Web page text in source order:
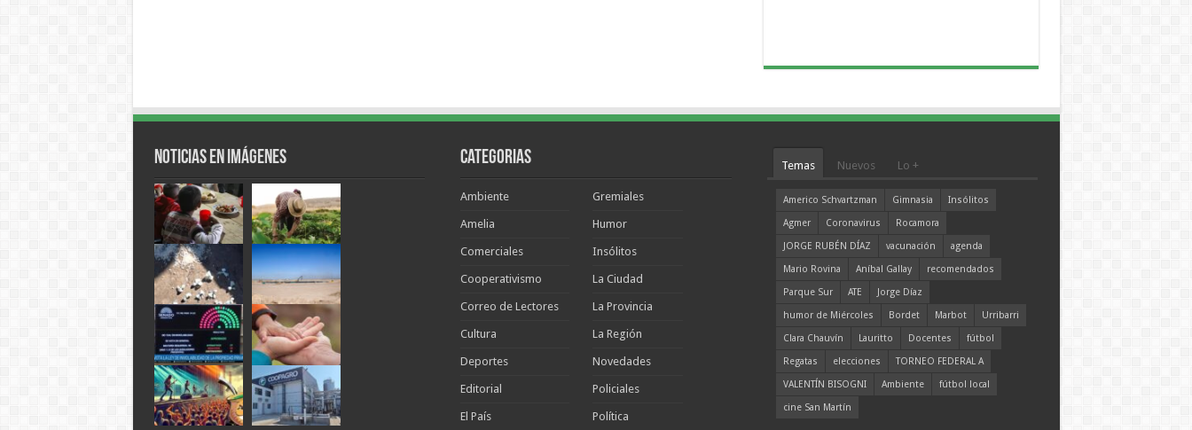
Noticias en Imágenes Categorias
Ambiente
Amelia
Comerciales
Cooperativismo
Correo de Lectores
Cultura
Deportes
Editorial
El País
Gremiales
Humor
Insólitos
La Ciudad
La Provincia
La Región
Novedades
Policiales
Política
Temas Nuevos Lo +
Americo Schvartzman Gimnasia
Insólitos
Agmer
Coronavirus
Rocamora
JORGE RUBÉN DÍAZ
vacunación
agenda
Mario Rovina
Aníbal Gallay
recomendados
Parque Sur
ATE
Jorge Díaz
humor de Miércoles
Bordet Marbot
Urribarri
Clara Chauvín
Lauritto Docentes
fútbol
Regatas
elecciones
TORNEO FEDERAL A
VALENTÍN BISOGNI
Ambiente
fútbol local
cine San Martín